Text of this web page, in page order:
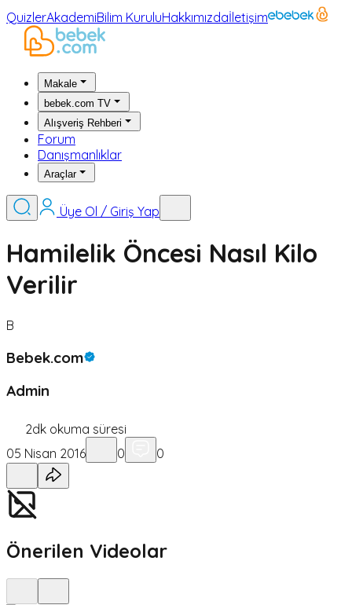
QuizlerAkademiBilim KuruluHakkımızdaİletişim
Makale
bebek.com TV
Alışveriş Rehberi
Forum
Danışmanlıklar
Araçlar
Üye Ol / Giriş Yap
Hamilelik Öncesi Nasıl Kilo
Verilir
B
Bebek.com
Admin
2dk okuma süresi
05 Nisan 2016
0 0
Önerilen Videolar